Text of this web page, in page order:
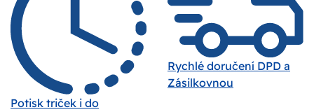
Potisk triček i do
Rychlé doručení DPD a
Zásilkovnou